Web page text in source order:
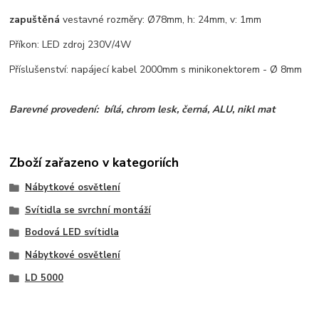
zapuštěná vestavné rozměry: Ø78mm, h: 24mm, v: 1mm
Příkon: LED zdroj 230V/4W
Příslušenství: napájecí kabel 2000mm s minikonektorem - Ø 8mm
Barevné provedení: bílá, chrom lesk, černá, ALU, nikl mat
Zboží zařazeno v kategoriích
Nábytkové osvětlení
Svítidla se svrchní montáží
Bodová LED svítidla
Nábytkové osvětlení
LD 5000